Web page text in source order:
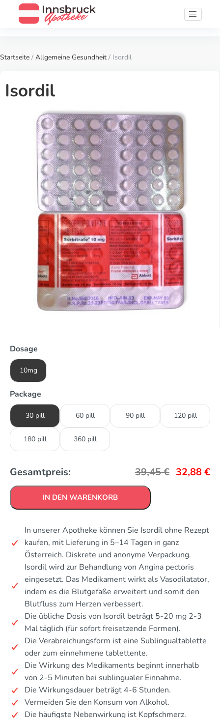
Startseite / Allgemeine Gesundheit / Isordil
Isordil
Dosage
10mg
Package
30 pill 60 pill 90 pill 120 pill
180 pill 360 pill
Gesamtpreis: 39,45€ 32,88€
IN DEN WARENKORB
In unserer Apotheke können Sie Isordil ohne Rezept
kaufen, mit Lieferung in 5–14 Tagen in ganz
Österreich. Diskrete und anonyme Verpackung.
Isordil wird zur Behandlung von Angina pectoris
eingesetzt. Das Medikament wirkt als Vasodilatator,
indem es die Blutgefäße erweitert und somit den
Blutfluss zum Herzen verbessert.
Die übliche Dosis von Isordil beträgt 5-20 mg 2-3
Mal täglich (für sofort freisetzende Formen).
Die Verabreichungsform ist eine Sublingualtablette
oder zum einnehmene tablettente.
Die Wirkung des Medikaments beginnt innerhalb
von 2-5 Minuten bei sublingualer Einnahme.
Die Wirkungsdauer beträgt 4-6 Stunden.
Vermeiden Sie den Konsum von Alkohol.
Die häufigste Nebenwirkung ist Kopfschmerz.